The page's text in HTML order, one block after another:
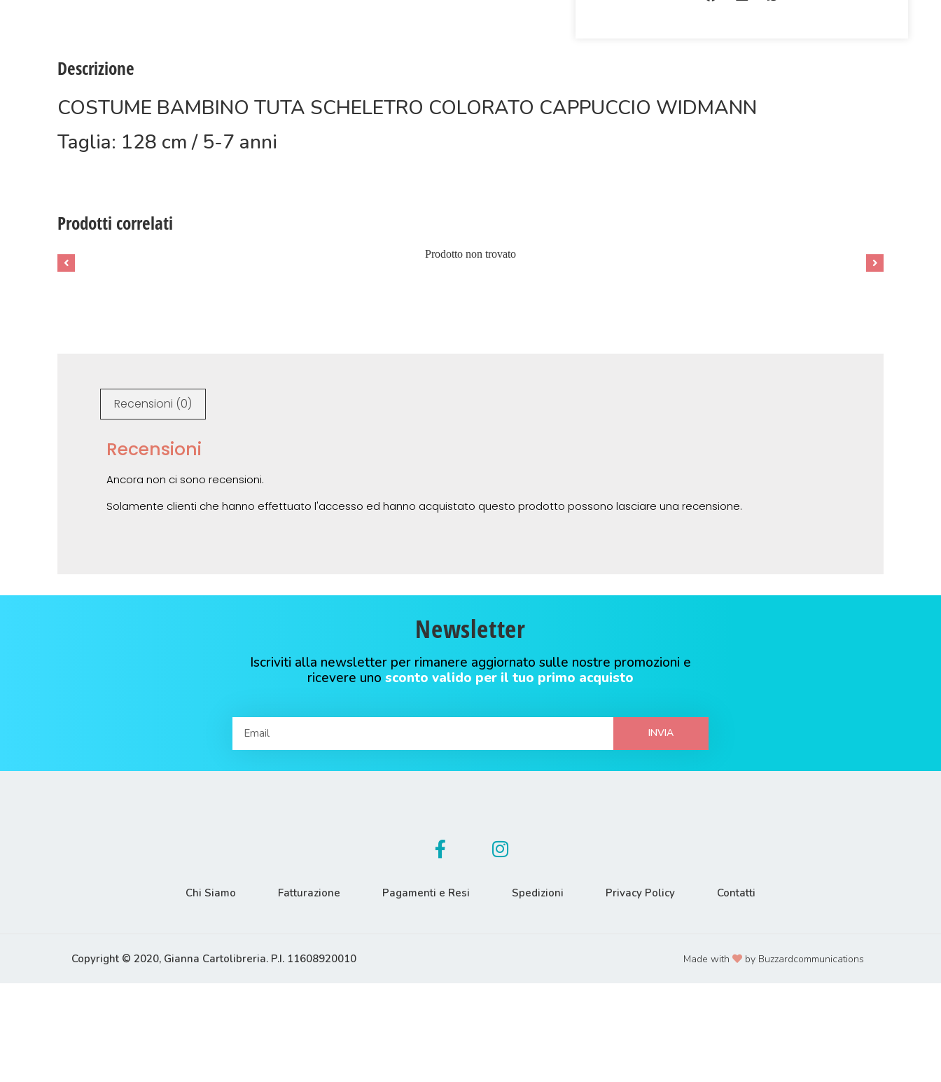
Descrizione
COSTUME BAMBINO TUTA SCHELETRO COLORATO CAPPUCCIO WIDMANN
Taglia: 128 cm / 5-7 anni
Prodotti correlati
Prodotto non trovato
Recensioni (0)
Recensioni
Ancora non ci sono recensioni.
Solamente clienti che hanno effettuato l'accesso ed hanno acquistato questo prodotto possono lasciare una recensione.
Newsletter
Iscriviti alla newsletter per rimanere aggiornato sulle nostre promozioni e
ricevere uno sconto valido per il tuo primo acquisto
INVIA
Chi Siamo Fatturazione Pagamenti e Resi Spedizioni Privacy Policy Contatti
Copyright © 2020, Gianna Cartolibreria. P.I. 11608920010 Made with by Buzzardcommunications